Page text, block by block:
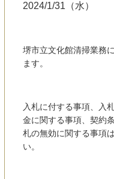
2024/1/31（水）
堺市立文化館清掃業務
ます。
入札に付する事項、入
金に関する事項、契約
札の無効に関する事項
い。